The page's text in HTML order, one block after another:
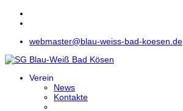
webmaster@blau-weiss-bad-koesen.de
Verein
News
Kontakte